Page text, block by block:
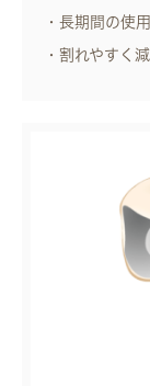
・長期間の使
・割れやすく